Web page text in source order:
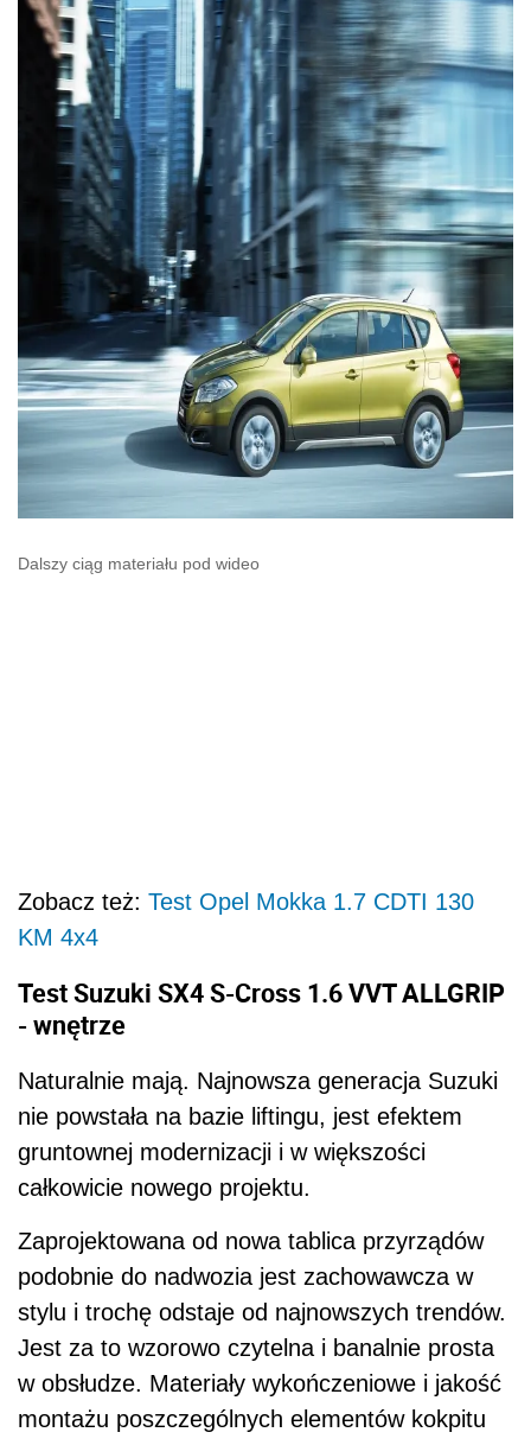
Dalszy ciąg materiału pod wideo
Zobacz też: Test Opel Mokka 1.7 CDTI 130
KM 4x4
Test Suzuki SX4 S-Cross 1.6 VVT ALLGRIP
- wnętrze
Naturalnie mają. Najnowsza generacja Suzuki
nie powstała na bazie liftingu, jest efektem
gruntownej modernizacji i w większości
całkowicie nowego projektu.
Zaprojektowana od nowa tablica przyrządów
podobnie do nadwozia jest zachowawcza w
stylu i trochę odstaje od najnowszych trendów.
Jest za to wzorowo czytelna i banalnie prosta
w obsłudze. Materiały wykończeniowe i jakość
montażu poszczególnych elementów kokpitu